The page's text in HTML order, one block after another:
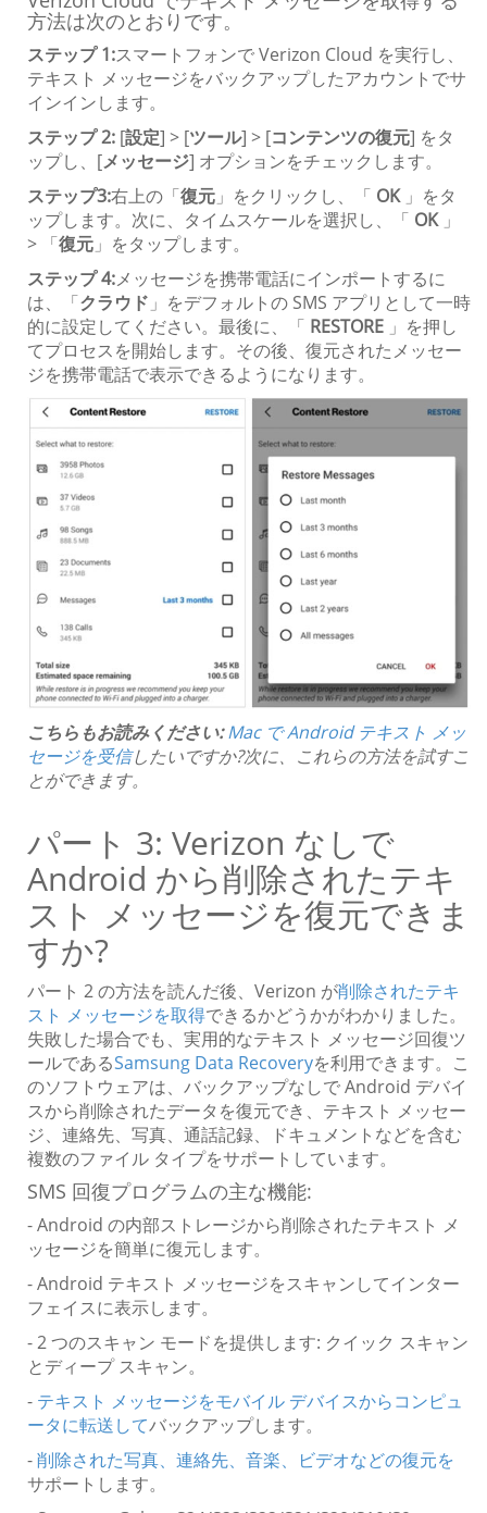
方法は次のとおりです。
ステップ 1:スマートフォンで Verizon Cloud を実行し、
テキスト メッセージをバックアップしたアカウントでサ
インインします。
ステップ 2: [設定] > [ツール] > [コンテンツの復元] をタ
ップし、[メッセージ] オプションをチェックします。
ステップ3:右上の「復元 」をクリックし、「 OK」をタ
ップします。次に、タイムスケールを選択し、「 OK」
> 「復元 」をタップします。
ステップ 4:メッセージを携帯電話にインポートするに
は、「クラウド 」をデフォルトの SMS アプリとして一時
的に設定してください。最後に、「 RESTORE 」を押し
てプロセスを開始します。その後、復元されたメッセー
ジを携帯電話で表示できるようになります。
こちらもお読みください: Mac で Android テキスト メッ
セージを受信したいですか?次に、これらの方法を試すこ
とができます。
パート 3: Verizon なしで
Android から削除されたテキ
スト メッセージを復元できま
すか?
パート 2 の方法を読んだ後、Verizon が削除されたテキ
スト メッセージを取得できるかどうかがわかりました。
失敗した場合でも、実用的なテキスト メッセージ回復ツ
ールであるSamsung Data Recoveryを利用できます。こ
のソフトウェアは、バックアップなしで Android デバイ
スから削除されたデータを復元でき、テキスト メッセー
ジ、連絡先、写真、通話記録、ドキュメントなどを含む
複数のファイル タイプをサポートしています。
SMS 回復プログラムの主な機能:
- Android の内部ストレージから削除されたテキスト メ
ッセージを簡単に復元します。
- Android テキスト メッセージをスキャンしてインター
フェイスに表示します。
- 2 つのスキャン モードを提供します: クイック スキャン
とディープ スキャン。
- テキスト メッセージをモバイル デバイスからコンピュ
ータに転送してバックアップします。
-削除された写真、連絡先、音楽、ビデオなどの復元を
サポートします。